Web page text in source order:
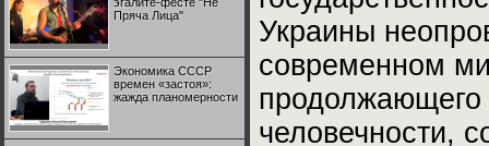
Пряча Лица"
Экономика СССР
времен «застоя»:
жажда планомерности
Украины
современном
продолжающего
человечности,